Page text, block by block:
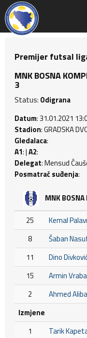
Premijer futsal
MNK BOSNA
3
Status: Odigrana
Datum: 31.01.2021
Stadion: GRADSKA
Gledalaca:
A1: |A2:
Delegat: Mensud
Posmatrač suđenja:
MNK BOSNA
25 Kemal
8
Šaban
11
Dino
15
Armin
2 Ahmed
Izmjene
1
Tarik